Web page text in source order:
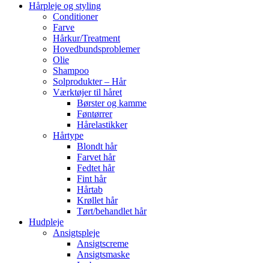
Hårpleje og styling
Conditioner
Farve
Hårkur/Treatment
Hovedbundsproblemer
Olie
Shampoo
Solprodukter – Hår
Værktøjer til håret
Børster og kamme
Føntørrer
Hårelastikker
Hårtype
Blondt hår
Farvet hår
Fedtet hår
Fint hår
Hårtab
Krøllet hår
Tørt/behandlet hår
Hudpleje
Ansigtspleje
Ansigtscreme
Ansigtsmaske